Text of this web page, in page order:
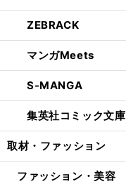
ZEBRACK
マンガMeets
S-MANGA
集英社コミック文庫
取材・ファッション
ファッション・美容